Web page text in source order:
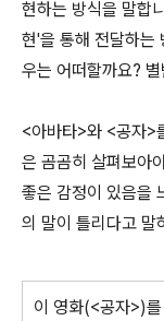
현하는 방식을 말합
현'을 통해 전달하는
우는 어떠할까요?
<아바타>와 <공자>
은 곰곰히 살펴보아
좋은 감정이 있음을
의 말이 틀리다고 말
이 영화(<공자>)